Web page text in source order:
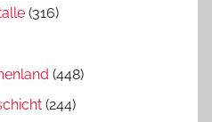
(316)
(448)
(244)